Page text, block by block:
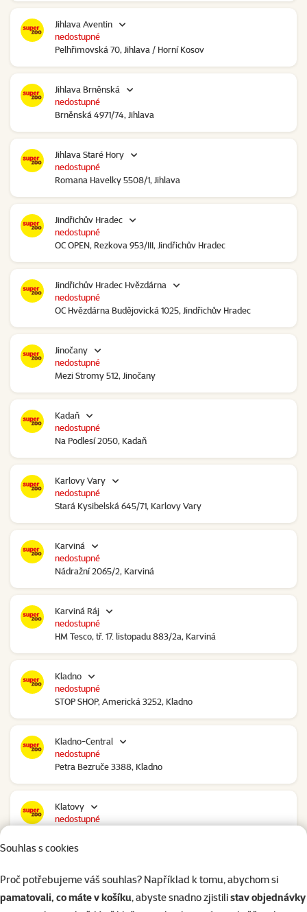
Souhlas s cookies
Proč potřebujeme váš souhlas? Například k tomu, abychom si
pamatovali, co máte v košíku, abyste snadno zjistilistav objednávky
Jihlava Aventin
Pelhřimovská 70, Jihlava / Horní Kosov
nedostupné
Jihlava Brněnská
Brněnská 4971/74, Jihlava
nedostupné
Jihlava Staré Hory
Romana Havelky 5508/1, Jihlava
nedostupné
Jindřichův Hradec
OC OPEN, Rezkova 953/III, Jindřichův Hradec
nedostupné
Jindřichův Hradec Hvězdárna
OC Hvězdárna Budějovická 1025, Jindřichův Hradec
nedostupné
Jinočany
Mezi Stromy 512, Jinočany
nedostupné
Kadaň
Na Podlesí 2050, Kadaň
nedostupné
Karlovy Vary
Stará Kysibelská 645/71, Karlovy Vary
nedostupné
Karviná
Nádražní 2065/2, Karviná
nedostupné
Karviná Ráj
HM Tesco, tř. 17. listopadu 883/2a, Karviná
nedostupné
Kladno
STOP SHOP, Americká 3252, Kladno
nedostupné
Kladno-Central
Petra Bezruče 3388, Kladno
nedostupné
Klatovy
nedostupné
Polepská 979, Kolín
nedostupné